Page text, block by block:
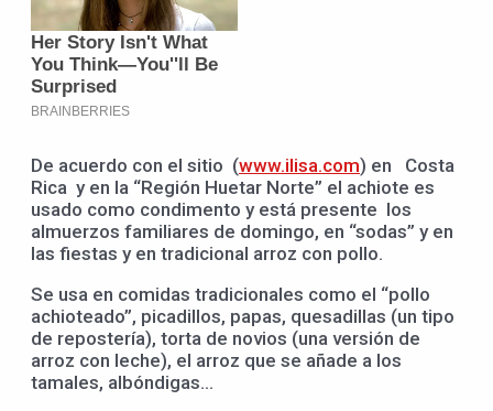
De acuerdo con el sitio (www.ilisa.com) en Costa
Rica y en la “Región Huetar Norte” el achiote es
usado como condimento y está presente los
almuerzos familiares de domingo, en “sodas” y en
las fiestas y en tradicional arroz con pollo.
Se usa en comidas tradicionales como el “pollo
achioteado”, picadillos, papas, quesadillas (un tipo
de repostería), torta de novios (una versión de
arroz con leche), el arroz que se añade a los
tamales, albóndigas…